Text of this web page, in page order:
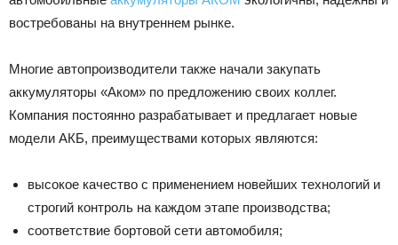
востребованы на внутреннем рынке.
Многие автопроизводители также начали закупать
аккумуляторы «Аком» по предложению своих коллег.
Компания постоянно разрабатывает и предлагает новые
модели АКБ, преимуществами которых являются:
высокое качество с применением новейших технологий и
строгий контроль на каждом этапе производства;
соответствие бортовой сети автомобиля;